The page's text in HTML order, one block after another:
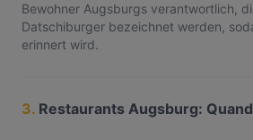
Bewohner Augsburgs verantwortlich,
Datschiburger bezeichnet werden,
erinnert wird.
3. Restaurants Augsburg: